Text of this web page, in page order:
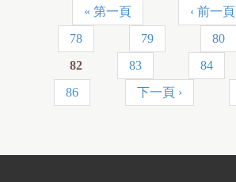
« 第一頁 ‹ 前一頁
78
79 80
82
83 84
86
下一頁 ›